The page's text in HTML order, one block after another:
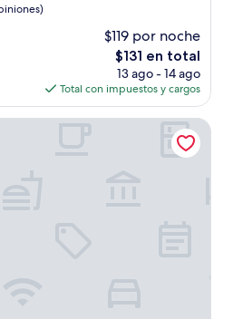
$119 por noche
El
precio
actual
es
de
$131 en total
13 ago - 14 ago
Total con impuestos y cargos
Strand